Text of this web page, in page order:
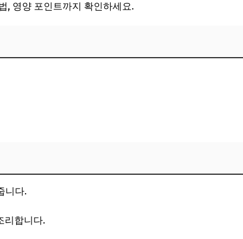
, 영양 포인트까지 확인하세요.
니다.
리합니다.